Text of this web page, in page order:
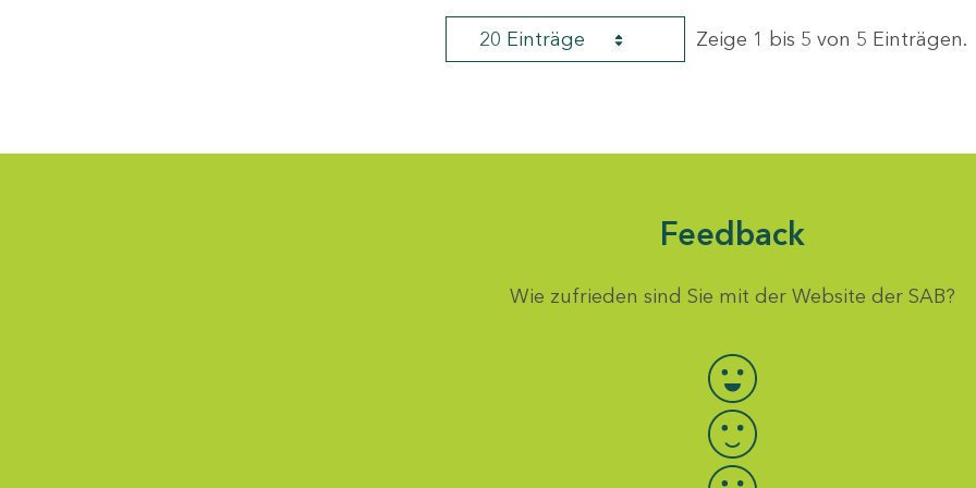
20 Einträge Zeige 1 bis 5 von 5 Einträgen.
Feedback
Wie zufrieden sind Sie mit der Website der SAB?
Bewertung auswählen